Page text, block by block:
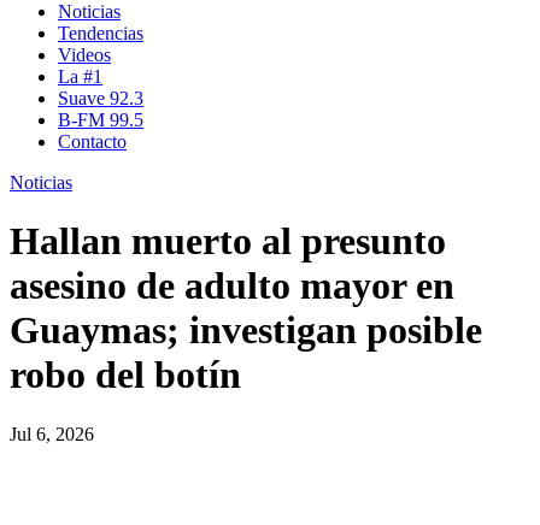
Noticias
Tendencias
Videos
La #1
Suave 92.3
B-FM 99.5
Contacto
Noticias
Hallan muerto al presunto
asesino de adulto mayor en
Guaymas; investigan posible
robo del botín
Jul 6, 2026